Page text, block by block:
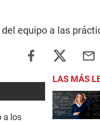
equipo a las
a los
LAS MÁS